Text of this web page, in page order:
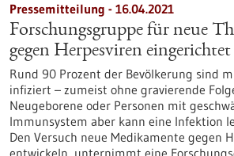
Pressemitteilung - 16.04.2021
Forschungsgruppe für neue
gegen Herpesviren eingerichtet
Rund 90 Prozent der Bevölkerung sind
infiziert – zumeist ohne gravierende
Neugeborene oder Personen mit
Immunsystem aber kann eine Infektion
Den Versuch neue Medikamente gegen
entwickeln, unternimmt eine